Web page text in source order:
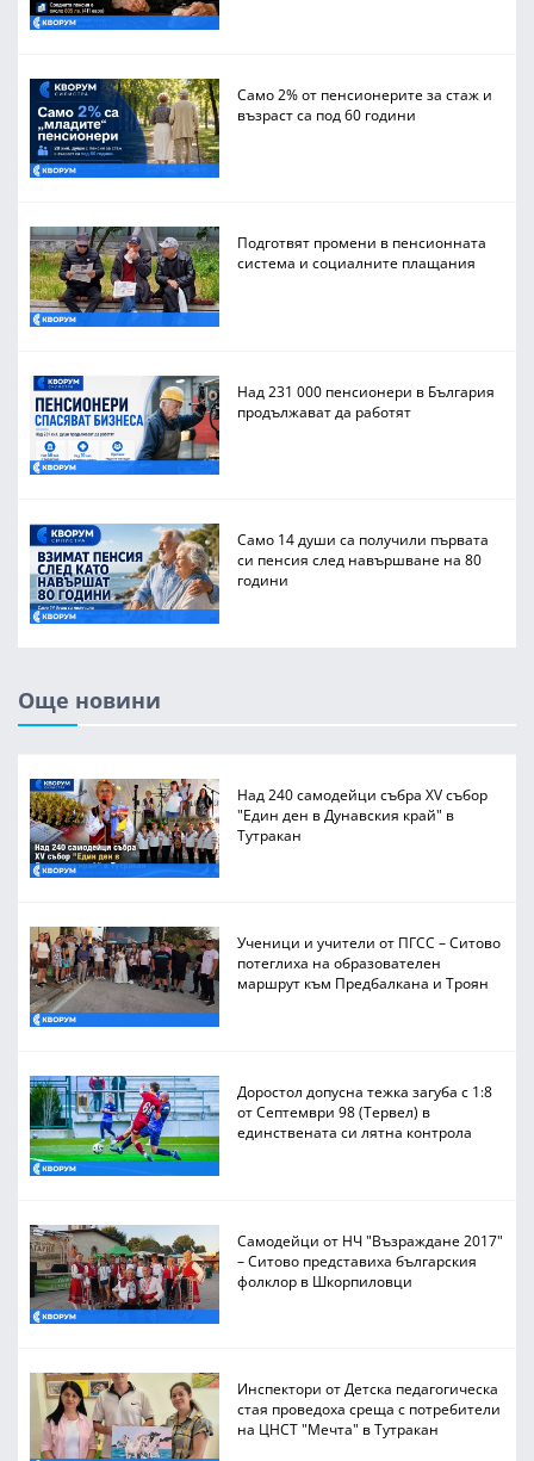
Само 2% от пенсионерите за стаж и
възраст са под 60 години
Подготвят промени в пенсионната
система и социалните плащания
Над 231 000 пенсионери в България
продължават да работят
Само 14 души са получили първата
си пенсия след навършване на 80
години
Още новини
Над 240 самодейци събра XV събор
"Един ден в Дунавския край" в
Тутракан
Ученици и учители от ПГСС – Ситово
потеглиха на образователен
маршрут към Предбалкана и Троян
Доростол допусна тежка загуба с 1:8
от Септември 98 (Тервел) в
единствената си лятна контрола
Самодейци от НЧ "Възраждане 2017"
– Ситово представиха българския
фолклор в Шкорпиловци
Инспектори от Детска педагогическа
стая проведоха среща с потребители
на ЦНСТ "Мечта" в Тутракан